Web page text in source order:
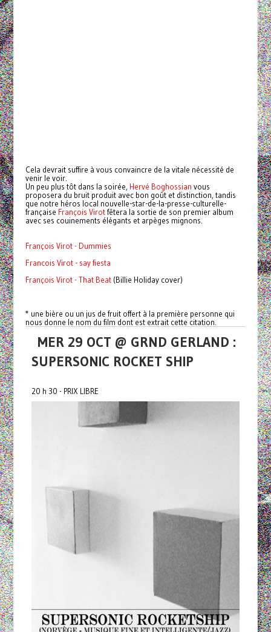
Cela devrait suffire à vous convaincre de la vitale nécessité de
venir le voir.
Un peu plus tôt dans la soirée, Hervé Boghossian vous
proposera du bruit produit avec bon goût et distinction, tandis
que notre héros local nouvelle-star-de-la-presse-culturelle-
française François Virotfêtera la sortie de son premier album
avec ses couinements élégants et arpèges mignons.
François Virot - Dummies
Francois Virot - say fiesta
François Virot - That Beat(Billie Holiday cover)
* une bière ou un jus de fruit offert à la première personne qui
nous donne le nom du film dont est extrait cette citation.
MER 29 OCT @ GRND GERLAND :
SUPERSONIC ROCKET SHIP
20 h 30 - PRIX LIBRE